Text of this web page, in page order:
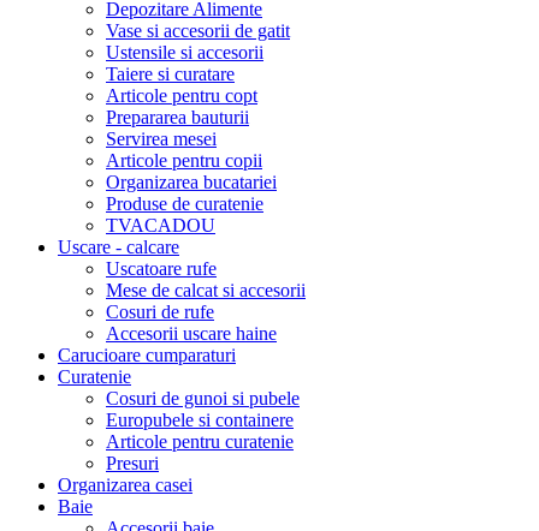
Depozitare Alimente
Vase si accesorii de gatit
Ustensile si accesorii
Taiere si curatare
Articole pentru copt
Prepararea bauturii
Servirea mesei
Articole pentru copii
Organizarea bucatariei
Produse de curatenie
TVACADOU
Uscare - calcare
Uscatoare rufe
Mese de calcat si accesorii
Cosuri de rufe
Accesorii uscare haine
Carucioare cumparaturi
Curatenie
Cosuri de gunoi si pubele
Europubele si containere
Articole pentru curatenie
Presuri
Organizarea casei
Baie